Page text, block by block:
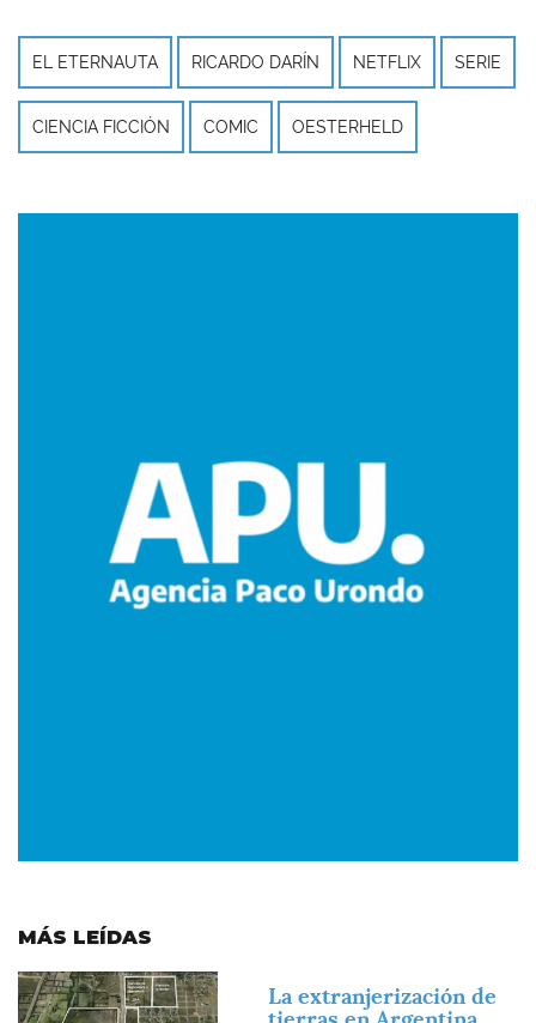
EL ETERNAUTA RICARDO DARÍN NETFLIX SERIE
CIENCIA FICCIÓN COMIC OESTERHELD
MÁS LEÍDAS
Imagen
La extranjerización de